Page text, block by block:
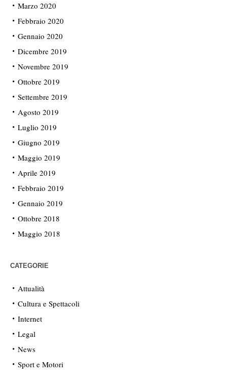
Marzo 2020
Febbraio 2020
Gennaio 2020
Dicembre 2019
Novembre 2019
Ottobre 2019
Settembre 2019
Agosto 2019
Luglio 2019
Giugno 2019
Maggio 2019
Aprile 2019
Febbraio 2019
Gennaio 2019
Ottobre 2018
Maggio 2018
CATEGORIE
Attualità
Cultura e Spettacoli
Internet
Legal
News
Sport e Motori